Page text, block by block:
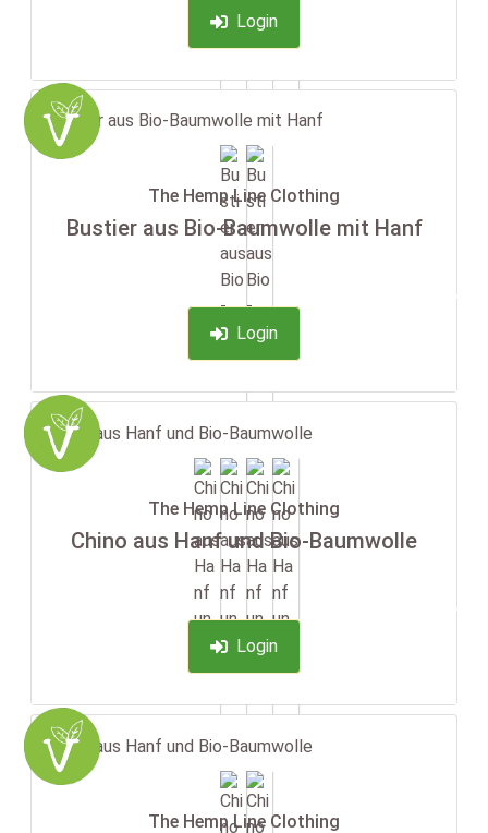
Login
The Hemp Line Clothing
Bustier aus Bio-Baumwolle mit Hanf
Login
-35%
The Hemp Line Clothing
Chino aus Hanf und Bio-Baumwolle
Login
-35%
The Hemp Line Clothing